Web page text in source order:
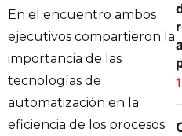
En el encuentro ambos
ejecutivos compartieron la
importancia de las
tecnologías de
automatización en la
eficiencia de los procesos